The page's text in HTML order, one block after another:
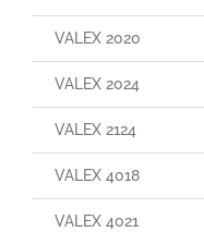
VALEX 2020
VALEX 2024
VALEX 2124
VALEX 4018
VALEX 4021